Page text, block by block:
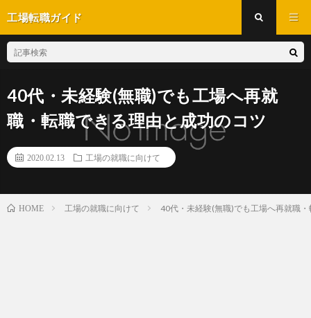
工場転職ガイド
40代・未経験(無職)でも工場へ再就
職・転職できる理由と成功のコツ
2020.02.13 工場の就職に向けて
HOME 工場の就職に向けて 40代・未経験(無職)でも工場へ再就職